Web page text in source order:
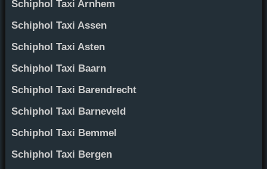
Schiphol Taxi Arnhem
Schiphol Taxi Assen
Schiphol Taxi Asten
Schiphol Taxi Baarn
Schiphol Taxi Barendrecht
Schiphol Taxi Barneveld
Schiphol Taxi Bemmel
Schiphol Taxi Bergen